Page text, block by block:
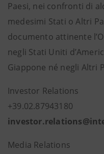
Paesi, nei confronti di
medesimi Stati o Altri
documento attinente
negli Stati Uniti
Giappone né negli Altri
Investor Relations
+39.02.87943180
Media Relations